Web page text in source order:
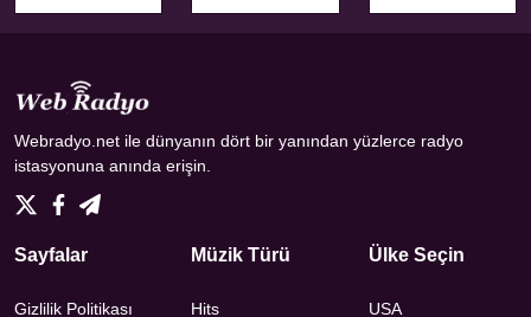
Webradyo.net ile dünyanın dört bir yanından yüzlerce radyo
istasyonuna anında erişin.
Sayfalar
Gizlilik Politikası
Müzik Türü
Hits
Ülke Seçin
USA